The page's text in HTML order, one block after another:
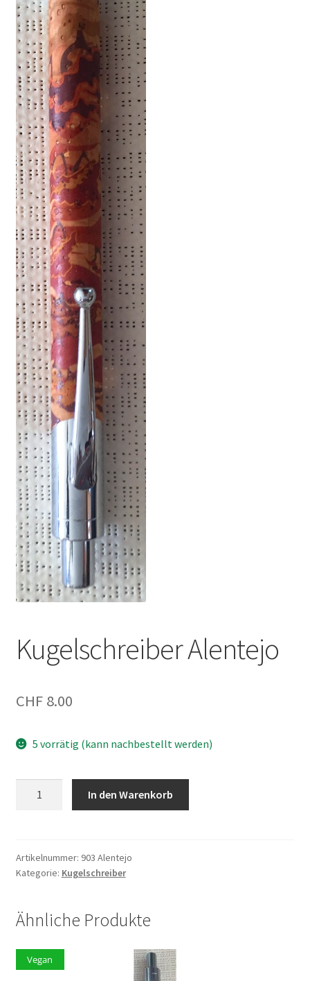
Kugelschreiber Alentejo
CHF8.00
5 vorrätig (kann nachbestellt werden)
In den Warenkorb
Artikelnummer: 903 Alentejo
Kategorie: Kugelschreiber
Ähnliche Produkte
Vegan